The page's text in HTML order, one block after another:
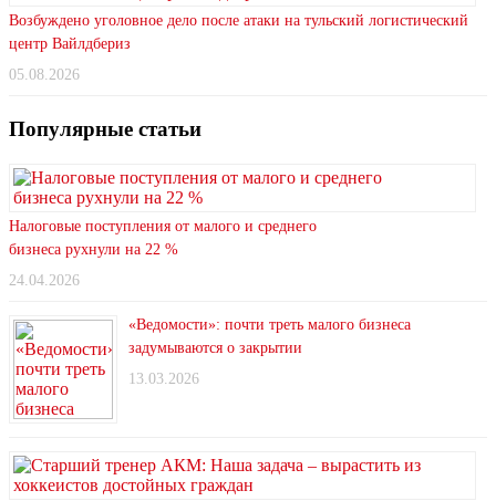
Возбуждено уголовное дело после атаки на тульский логистический
центр Вайлдбериз
05.08.2026
Популярные статьи
Налоговые поступления от малого и среднего
бизнеса рухнули на 22 %
24.04.2026
«Ведомости»: почти треть малого бизнеса
задумываются о закрытии
13.03.2026